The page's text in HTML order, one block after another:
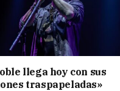
llega hoy con sus
traspapeladas»